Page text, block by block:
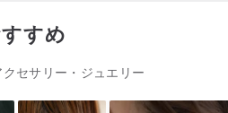
すめ
クセサリー・ジュエリー